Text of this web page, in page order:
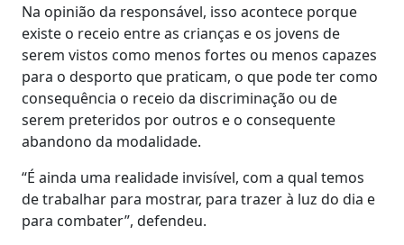
Na opinião da responsável, isso acontece porque
existe o receio entre as crianças e os jovens de
serem vistos como menos fortes ou menos capazes
para o desporto que praticam, o que pode ter como
consequência o receio da discriminação ou de
serem preteridos por outros e o consequente
abandono da modalidade.
“É ainda uma realidade invisível, com a qual temos
de trabalhar para mostrar, para trazer à luz do dia e
para combater”, defendeu.